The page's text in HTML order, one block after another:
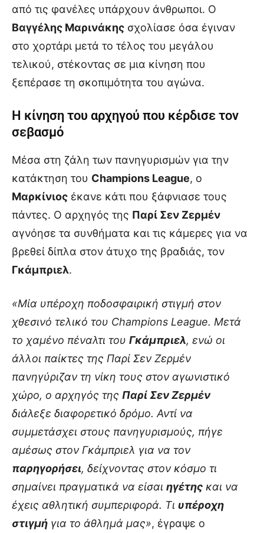
από τις φανέλες υπάρχουν άνθρωποι. Ο
Βαγγέλης Μαρινάκης σχολίασε όσα έγιναν
στο χορτάρι μετά το τέλος του μεγάλου
τελικού, στέκοντας σε μια κίνηση που
ξεπέρασε τη σκοπιμότητα του αγώνα.
Η κίνηση του αρχηγού που κέρδισε τον
σεβασμό
Μέσα στη ζάλη των πανηγυρισμών για την
κατάκτηση του Champions League, ο
Μαρκίνιος έκανε κάτι που ξάφνιασε τους
πάντες. Ο αρχηγός της Παρί Σεν Ζερμέν
αγνόησε τα συνθήματα και τις κάμερες για να
βρεθεί δίπλα στον άτυχο της βραδιάς, τον
Γκάμπριελ.
«Μία υπέροχη ποδοσφαιρική στιγμή στον
χθεσινό τελικό του Champions League. Μετά
το χαμένο πέναλτι του Γκάμπριελ, ενώ οι
άλλοι παίκτες της Παρί Σεν Ζερμέν
πανηγύριζαν τη νίκη τους στον αγωνιστικό
χώρο, ο αρχηγός της Παρί Σεν Ζερμέν
διάλεξε διαφορετικό δρόμο. Αντί να
συμμετάσχει στους πανηγυρισμούς, πήγε
αμέσως στον Γκάμπριελ για να τον
παρηγορήσει, δείχνοντας στον κόσμο τι
σημαίνει πραγματικά να είσαι ηγέτης και να
έχεις αθλητική συμπεριφορά. Τι υπέροχη
στιγμή για το άθλημά μας», έγραψε ο